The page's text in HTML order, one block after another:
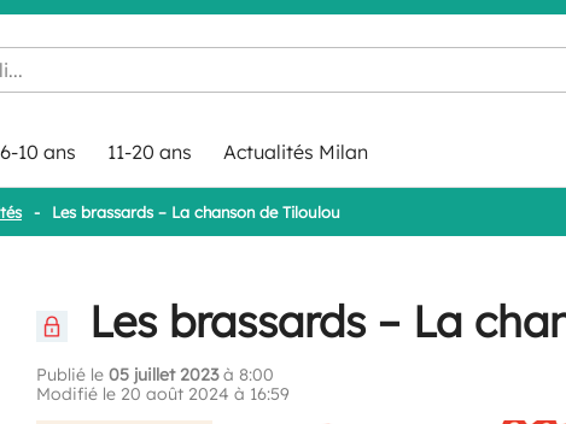
6-10 ans 11-20 ans Actualités Milan
- Les brassards – La chanson de Tiloulou
Les brassards – La
Publié le 05 juillet 2023à 8:00
Modifié le 20 août 2024 à 16:59